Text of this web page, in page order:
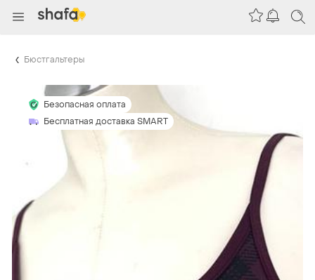
Бюстгальтеры
Безопасная оплата
Бесплатная доставка SMART